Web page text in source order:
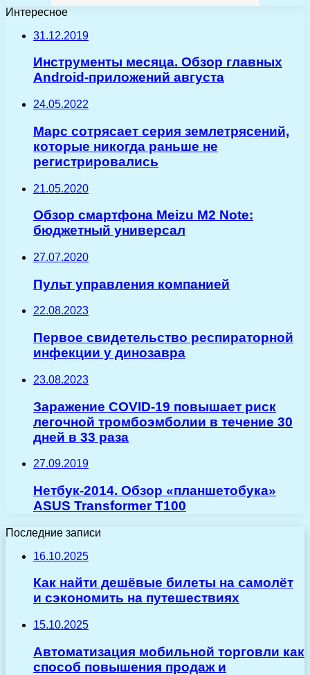
Интересное
31.12.2019
Инструменты месяца. Обзор главных
Android-приложений августа
24.05.2022
Марс сотрясает серия землетрясений,
которые никогда раньше не
регистрировались
21.05.2020
Обзор смартфона Meizu M2 Note:
бюджетный универсал
27.07.2020
Пульт управления компанией
22.08.2023
Первое свидетельство респираторной
инфекции у динозавра
23.08.2023
Заражение COVID-19 повышает риск
легочной тромбоэмболии в течение 30
дней в 33 раза
27.09.2019
Нетбук-2014. Обзор «планшетобука»
ASUS Transformer T100
Последние записи
16.10.2025
Как найти дешёвые билеты на самолёт
и сэкономить на путешествиях
15.10.2025
Автоматизация мобильной торговли как
способ повышения продаж и